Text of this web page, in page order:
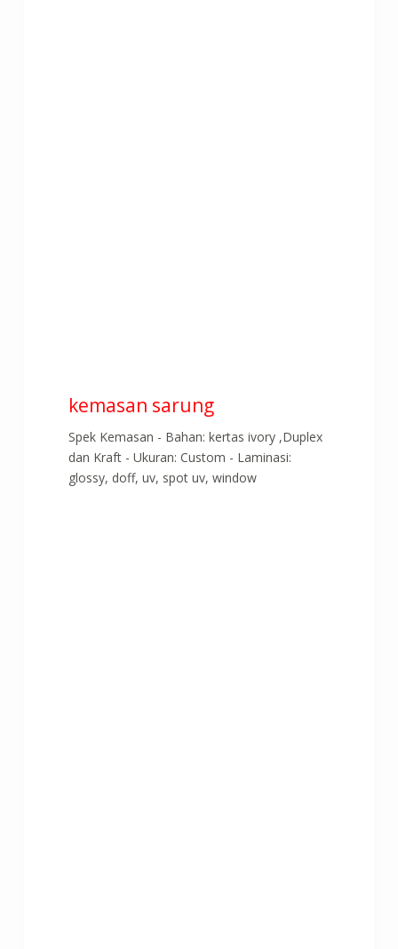
kemasan sarung
Spek Kemasan - Bahan: kertas ivory ,Duplex
dan Kraft - Ukuran: Custom - Laminasi:
glossy, doff, uv, spot uv, window